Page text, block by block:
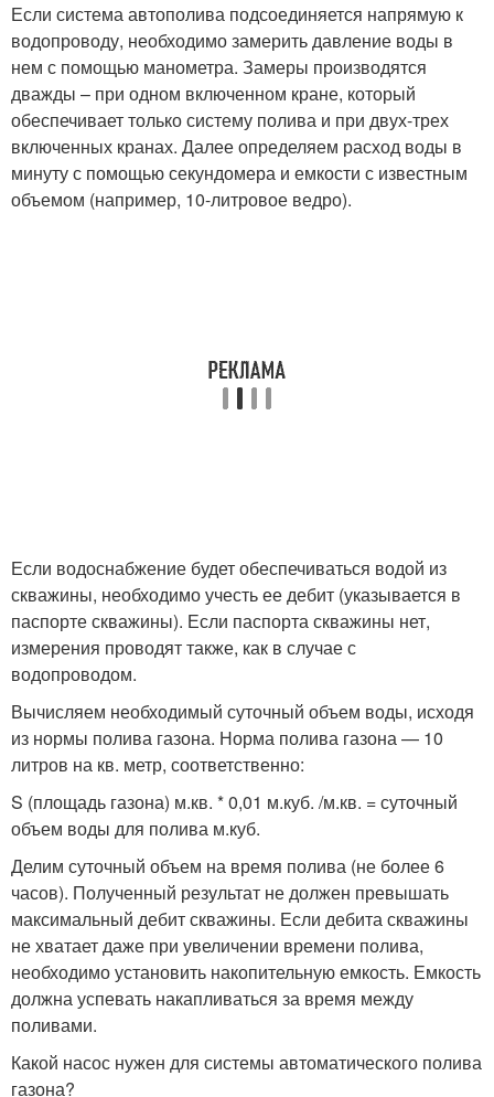
Если система автополива подсоединяется напрямую к
водопроводу, необходимо замерить давление воды в
нем с помощью манометра. Замеры производятся
дважды – при одном включенном кране, который
обеспечивает только систему полива и при двух-трех
включенных кранах. Далее определяем расход воды в
минуту с помощью секундомера и емкости с известным
объемом (например, 10-литровое ведро).
Если водоснабжение будет обеспечиваться водой из
скважины, необходимо учесть ее дебит (указывается в
паспорте скважины). Если паспорта скважины нет,
измерения проводят также, как в случае с
водопроводом.
Вычисляем необходимый суточный объем воды, исходя
из нормы полива газона. Норма полива газона — 10
литров на кв. метр, соответственно:
S (площадь газона) м.кв. * 0,01 м.куб. /м.кв. = суточный
объем воды для полива м.куб.
Делим суточный объем на время полива (не более 6
часов). Полученный результат не должен превышать
максимальный дебит скважины. Если дебита скважины
не хватает даже при увеличении времени полива,
необходимо установить накопительную емкость. Емкость
должна успевать накапливаться за время между
поливами.
Какой насос нужен для системы автоматического полива
газона?